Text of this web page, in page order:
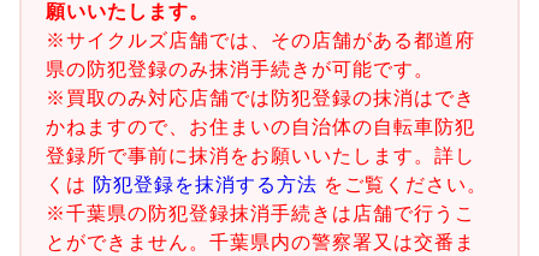
願いいたします。
※サイクルズ店舗では、その店舗がある都道府
県の防犯登録のみ抹消手続きが可能です。
※買取のみ対応店舗では防犯登録の抹消はでき
かねますので、お住まいの自治体の自転車防犯
登録所で事前に抹消をお願いいたします。詳し
くは 防犯登録を抹消する方法 をご覧ください。
※千葉県の防犯登録抹消手続きは店舗で行うこ
とができません。千葉県内の警察署又は交番ま